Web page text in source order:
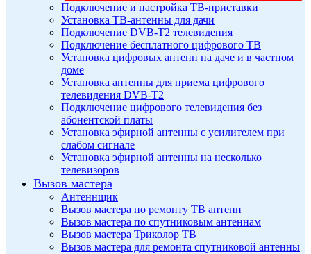
Подключение и настройка ТВ-приставки
Установка ТВ-антенны для дачи
Подключение DVB-T2 телевидения
Подключение бесплатного цифрового ТВ
Установка цифровых антенн на даче и в частном
доме
Установка антенны для приема цифрового
телевидения DVB-T2
Подключение цифрового телевидения без
абонентской платы
Установка эфирной антенны с усилителем при
слабом сигнале
Установка эфирной антенны на несколько
телевизоров
Вызов мастера
Антеннщик
Вызов мастера по ремонту ТВ антенн
Вызов мастера по спутниковым антеннам
Вызов мастера Триколор ТВ
Вызов мастера для ремонта спутниковой антенны